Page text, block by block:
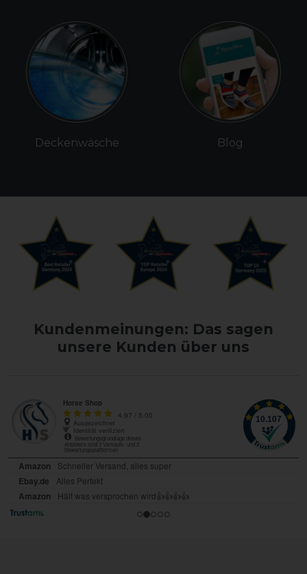
Deckenwäsche Blog
Kundenmeinungen: Das sagen
unsere Kunden über uns